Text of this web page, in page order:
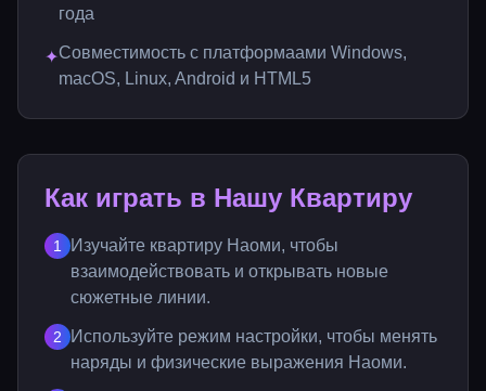
года
✦Совместимость с платформаами Windows,
macOS, Linux, Android и HTML5
Как играть в Нашу Квартиру
1
Изучайте квартиру Наоми, чтобы
взаимодействовать и открывать новые
сюжетные линии.
2
Используйте режим настройки, чтобы менять
наряды и физические выражения Наоми.